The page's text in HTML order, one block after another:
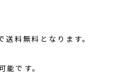
料無料となります。
能です。